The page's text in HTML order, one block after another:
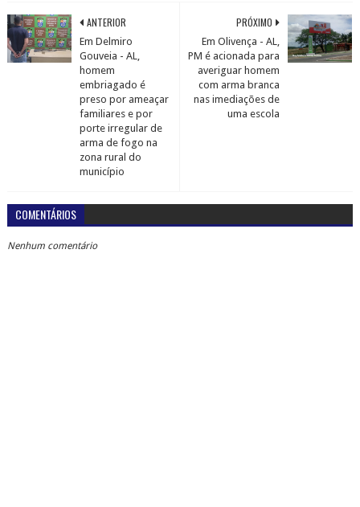
PRÓXIMO
Em Olivença - AL,
PM é acionada para
averiguar homem
com arma branca
nas imediações de
uma escola
ANTERIOR
Em Delmiro
Gouveia - AL,
homem
embriagado é
preso por ameaçar
familiares e por
porte irregular de
arma de fogo na
zona rural do
município
COMENTÁRIOS
Nenhum comentário